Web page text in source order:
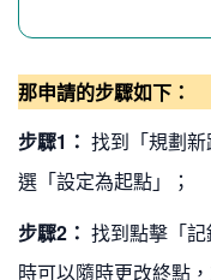
那申請的步驟如下：
步驟1： 找到「規劃新
選「設定為起點」；
步驟2： 找到點擊「
時可以隨時更改終點